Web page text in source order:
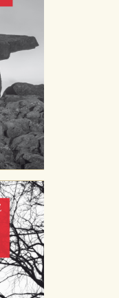
de
nuestros socios
publicidad
sitios. No
personal sino
de su